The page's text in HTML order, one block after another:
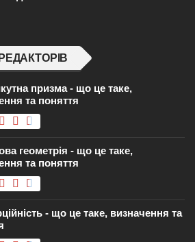
призма - що це таке,
та поняття
геометрія - що це таке,
та поняття
- що це таке, визначення та